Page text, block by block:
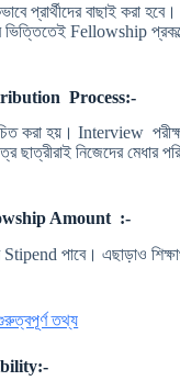
প্রার্থীদের বাছাই করা হবে।
ভিত্তিতেই Fellowship
Process:-
করা হয়। Interview
নিজেদের মেধার
Amount :-
পাবে। এছাড়াও
তথ্য